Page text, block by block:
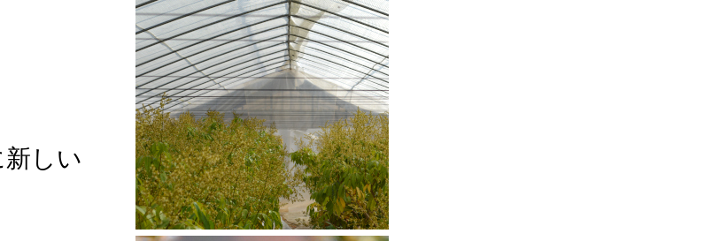
しい